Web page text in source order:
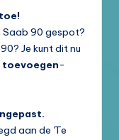
Saab 90 gespot?
Je kunt dit nu
toevoegen-
aan de 'Te